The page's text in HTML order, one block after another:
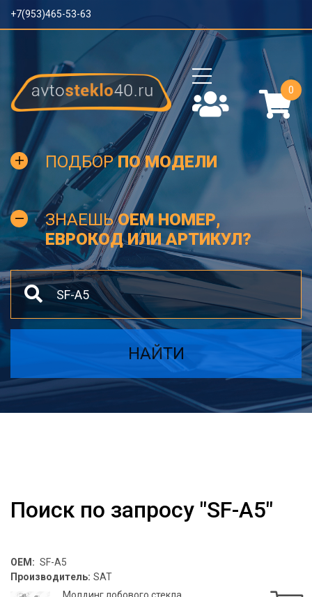
+7(953)465-53-63
0
ПОДБОРПО МОДЕЛИ
ЗНАЕШЬOEM НОМЕР,
ЕВРОКОД ИЛИ АРТИКУЛ?
НАЙТИ
Поиск по запросу "SF-A5"
OEM: SF-A5
Производитель: SAT